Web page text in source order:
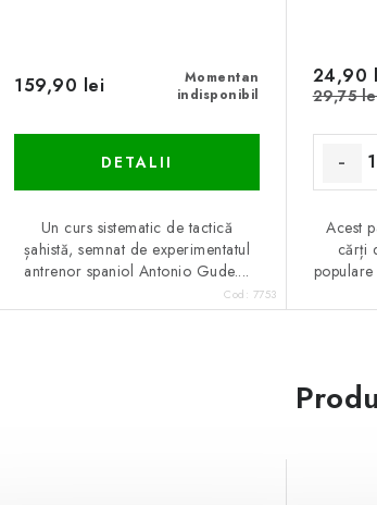
Momentan
indisponibil
159,90 lei
DETALII
Un curs sistematic de tactică
șahistă, semnat de experimentatul
antrenor spaniol Antonio Gude....
Cod: 7753
24,90
29,75
Acest
cărți